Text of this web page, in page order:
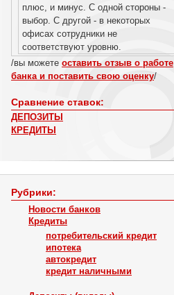
плюс, и минус. С одной стороны -
выбор. С другой - в некоторых
офисах сотрудники не
соответствуют уровню.
/вы можете оставить отзыв о работе
банка и поставить свою оценку/
Сравнение ставок:
ДЕПОЗИТЫ
КРЕДИТЫ
Рубрики:
Новости банков
Кредиты
потребительский кредит
ипотека
автокредит
кредит наличными